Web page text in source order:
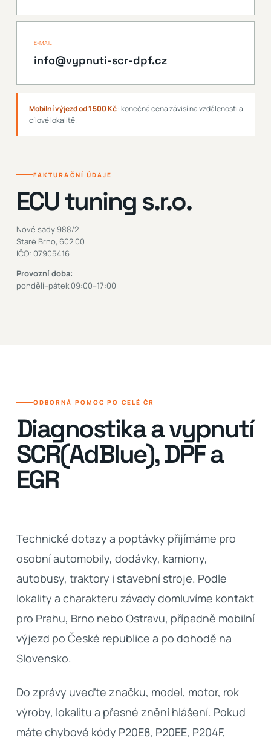
E-MAIL
info@vypnuti-scr-dpf.cz
Mobilní výjezd od 1 500 Kč· konečná cena závisí na vzdálenosti a
cílové lokalitě.
FAKTURAČNÍ ÚDAJE
ECU tuning s.r.o.
Nové sady 988/2
Staré Brno, 602 00
IČO: 07905416
Provozní doba:
pondělí–pátek 09:00–17:00
ODBORNÁ POMOC PO CELÉ ČR
Diagnostika a vypnutí
SCR(AdBlue), DPF a
EGR
Technické dotazy a poptávky přijímáme pro
osobní automobily, dodávky, kamiony,
autobusy, traktory i stavební stroje. Podle
lokality a charakteru závady domluvíme kontakt
pro Prahu, Brno nebo Ostravu, případně mobilní
výjezd po České republice a po dohodě na
Slovensko.
Do zprávy uveďte značku, model, motor, rok
výroby, lokalitu a přesné znění hlášení. Pokud
máte chybové kódy P20E8, P20EE, P204F,